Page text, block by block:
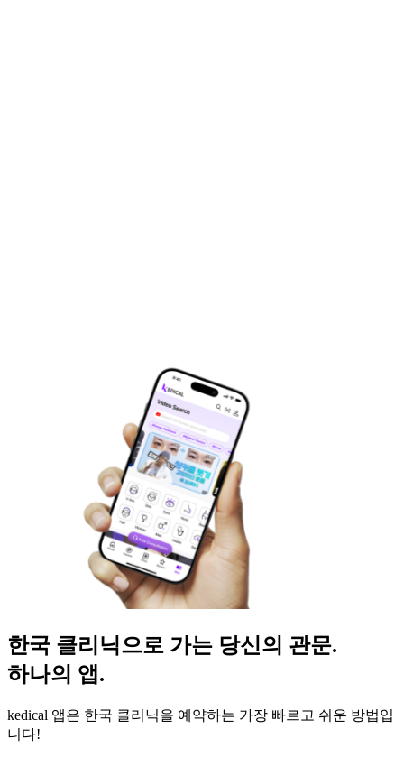
한국 클리닉으로 가는 당신의 관문.
하나의 앱.
kedical 앱은 한국 클리닉을 예약하는 가장 빠르고 쉬운 방법입
니다!